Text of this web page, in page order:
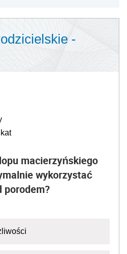
-
macierzyńskiego
wykorzystać
porodem?